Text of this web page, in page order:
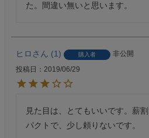
た。間違い無いと思います。
ヒロ 1 購入者
非公開
投稿日
2019/06/29
見た目は、とてもいいです。薪
パクトで、少し頼りないです。